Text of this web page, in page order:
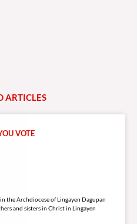
ARTICLES
VOTE
the Archdiocese of Lingayen Dagupan
and sisters in Christ in Lingayen